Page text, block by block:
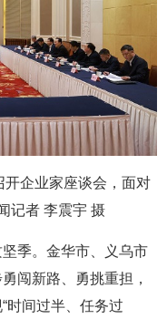
企业家座谈会，面对
记者 李震宇 摄
季。金华市、义乌市
闯新路、勇挑重担，
时间过半、任务过